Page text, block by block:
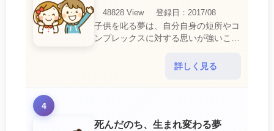
48828 View
登録日：2017/08
子供を叱る夢は、自分自身の短所やコ
ンプレックスに対する思いが強いこと
短所やコンプレックスを的確に認識し
詳しく見る
4
死んだのち、生まれ変わる夢